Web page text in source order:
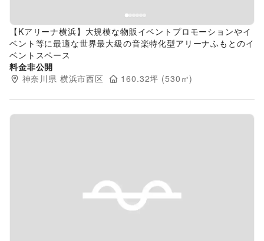
【Kアリーナ横浜】大規模な物販イベントプロモーションやイ
ベント等に最適な世界最大級の音楽特化型アリーナふもとのイ
ベントスペース
料金非公開
神奈川県 横浜市西区 160.32坪 (530 ㎡)
Previous slide